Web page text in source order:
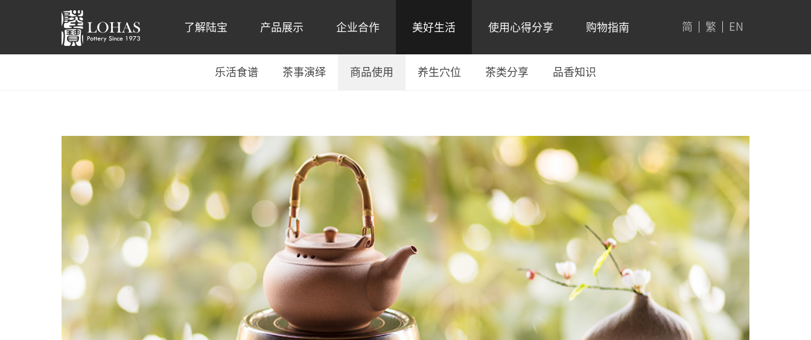
简 繁 EN
了解陆宝 产品展示 企业合作 美好生活
乐活食谱 茶事演绎 商品使用 养生穴位 茶类分享 品香知识
使用心得分享 购物指南